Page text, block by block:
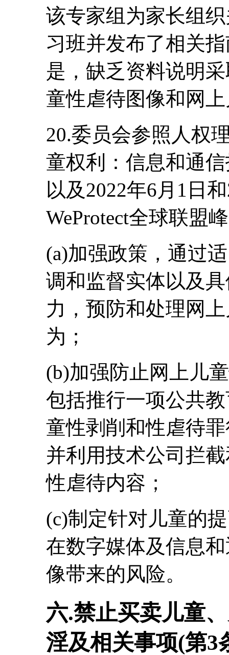
该专家组为家长组
习班并发布了相关
是，缺乏资料说明
童性虐待图像和网
20.委员会参照人权
童权利：信息和通
以及2022年6月1日
WeProtect全球联盟
(a)加强政策，通过
调和监督实体以及
力，预防和处理网
为；
(b)加强防止网上儿
包括推行一项公共
童性剥削和性虐待
并利用技术公司拦
性虐待内容；
(c)制定针对儿童的
在数字媒体及信息
像带来的风险。
六.禁止买卖儿童
淫及相关事项(第3